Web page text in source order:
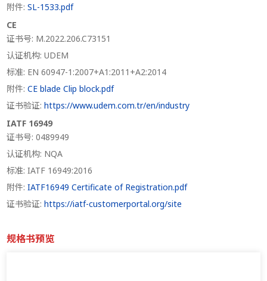
附件:SL-1533.pdf
CE
证书号: M.2022.206.C73151
认证机构: UDEM
标准: EN 60947-1:2007+A1:2011+A2:2014
附件:CE blade Clip block.pdf
证书验证:https://www.udem.com.tr/en/industry
IATF 16949
证书号: 0489949
认证机构: NQA
标准: IATF 16949:2016
附件:IATF16949 Certificate of Registration.pdf
证书验证:https://iatf-customerportal.org/site
规格书预览